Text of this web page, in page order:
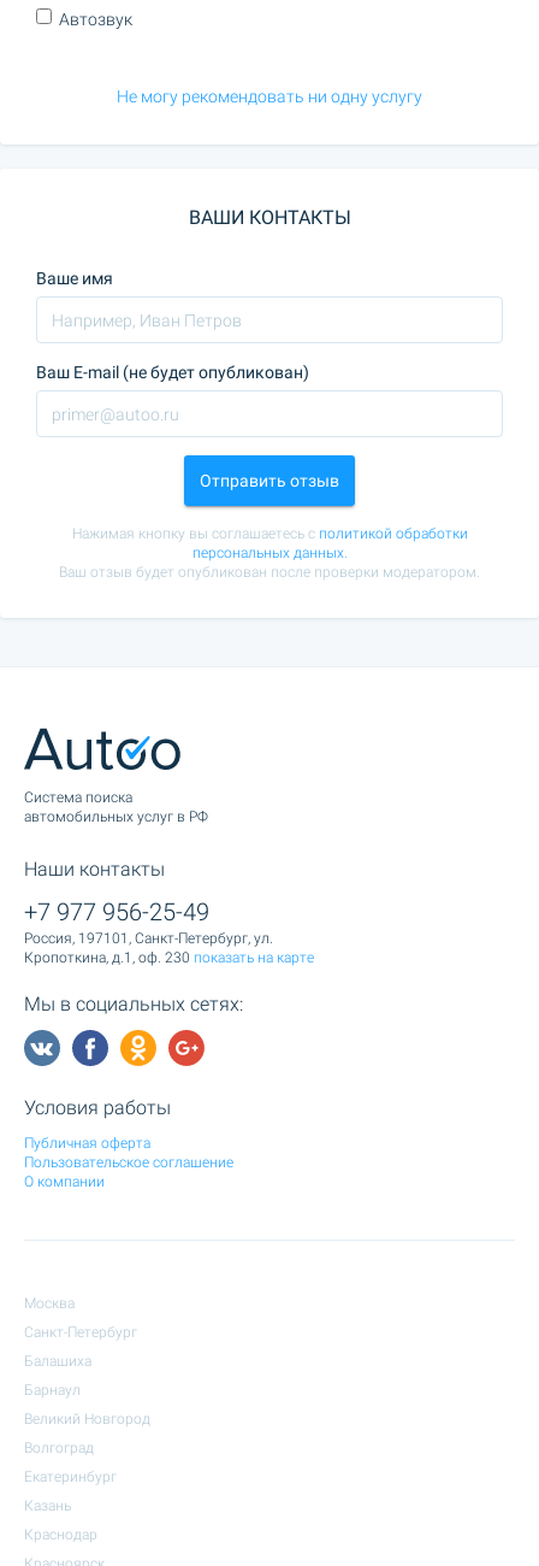
Автозвук
Не могу рекомендовать ни одну услугу
ВАШИ КОНТАКТЫ
Ваше имя
Ваш E-mail (не будет опубликован)
Отправить отзыв
Нажимая кнопку вы соглашаетесь с политикой обработки
персональных данных.
Ваш отзыв будет опубликован после проверки модератором.
Cистема поиска
автомобильных услуг в РФ
Наши контакты
+7 977 956-25-49
Россия, 197101, Санкт-Петербург, ул.
Кропоткина, д.1, оф. 230 показать на карте
Мы в социальных сетях:
Условия работы
Публичная оферта
Пользовательское соглашение
О компании
Москва
Санкт-Петербург
Балашиха
Барнаул
Великий Новгород
Волгоград
Екатеринбург
Казань
Краснодар